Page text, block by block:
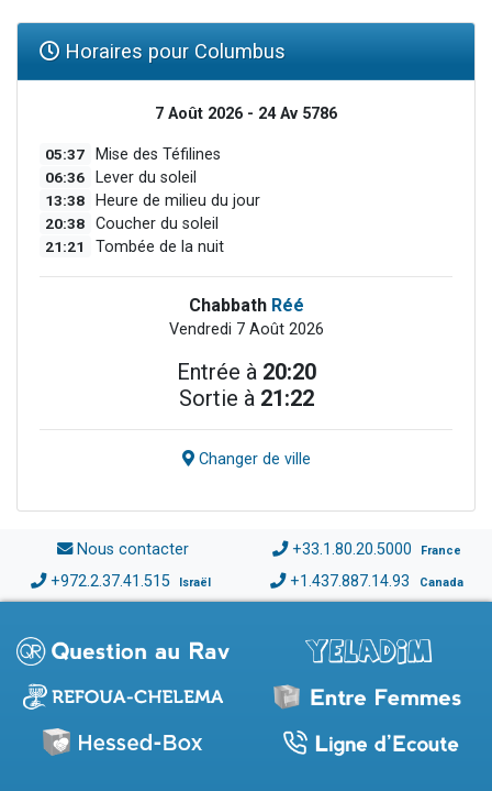
Horaires pour Columbus
7 Août 2026 - 24 Av 5786
05:37 Mise des Téfilines
06:36 Lever du soleil
13:38 Heure de milieu du jour
20:38 Coucher du soleil
21:21 Tombée de la nuit
Chabbath Réé
Vendredi 7 Août 2026
Entrée à 20:20
Sortie à 21:22
Changer de ville
Nous contacter +33.1.80.20.5000 France
+972.2.37.41.515 Israël +1.437.887.14.93 Canada